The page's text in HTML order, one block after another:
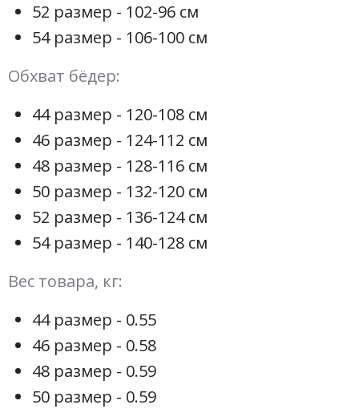
52 размер - 102-96 см
54 размер - 106-100 см
Обхват бёдер:
44 размер - 120-108 см
46 размер - 124-112 см
48 размер - 128-116 см
50 размер - 132-120 см
52 размер - 136-124 см
54 размер - 140-128 см
Вес товара, кг:
44 размер - 0.55
46 размер - 0.58
48 размер - 0.59
50 размер - 0.59